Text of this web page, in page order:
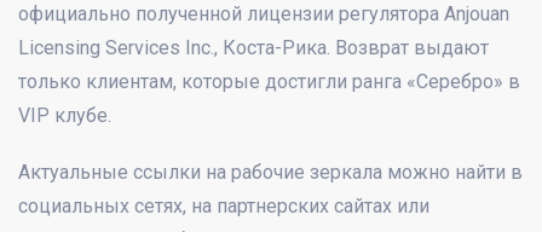
официально полученной лицензии регулятора Anjouan
Licensing Services Inc., Коста-Рика. Возврат выдают
только клиентам, которые достигли ранга «Серебро» в
VIP клубе.
Актуальные ссылки на рабочие зеркала можно найти в
социальных сетях, на партнерских сайтах или